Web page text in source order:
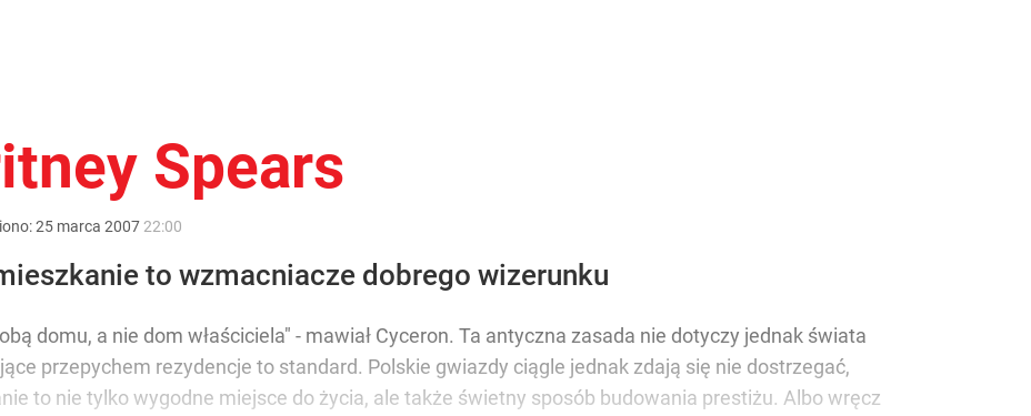
Spears
25 marca 2007 22:00
to wzmacniacze dobrego wizerunku
domu, a nie dom właściciela" - mawiał Cyceron. Ta antyczna zasada nie dotyczy jednak świata
przepychem rezydencje to standard. Polskie gwiazdy ciągle jednak zdają się nie dostrzegać,
to nie tylko wygodne miejsce do życia, ale także świetny sposób budowania prestiżu. Albo wręcz